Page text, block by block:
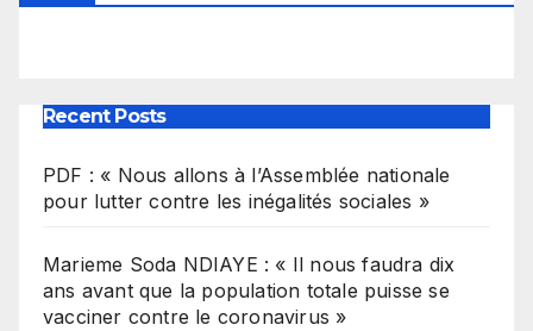
Recent Posts
PDF : « Nous allons à l’Assemblée nationale
pour lutter contre les inégalités sociales »
Marieme Soda NDIAYE : « Il nous faudra dix
ans avant que la population totale puisse se
vacciner contre le coronavirus »